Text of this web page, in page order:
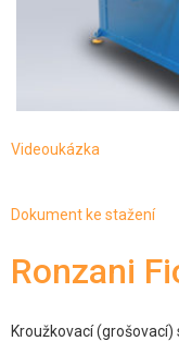
Videoukázka
Dokument ke stažení
Ronzani
Kroužkovací (grošovací)